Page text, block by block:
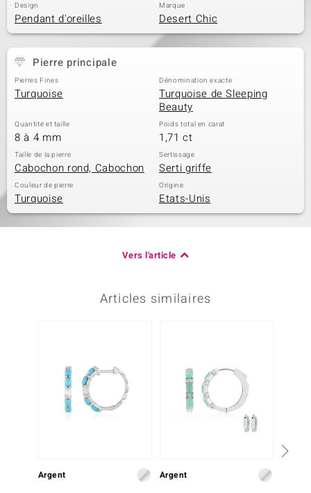
Design
Pendant d'oreilles
Marque
Desert Chic
Pierre principale
Pierres Fines
Turquoise
Dénomination exacte
Turquoise de Sleeping
Beauty
Quantité et taille
8 à 4 mm
Poids total en carat
1,71 ct
Taille de la pierre
Cabochon rond, Cabochon
Sertissage
Serti griffe
Couleur de pierre
Turquoise
Origine
Etats-Unis
Vers l'article
Articles similaires
Argent Argent